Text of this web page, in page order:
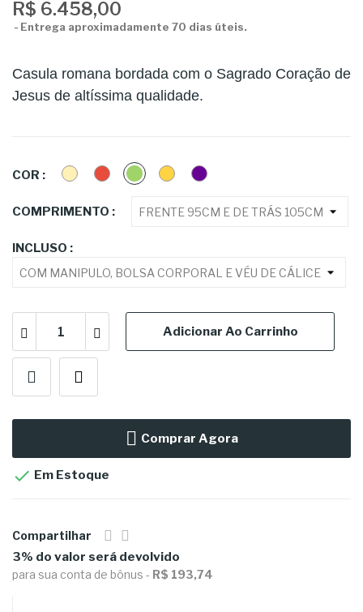
R$ 6.458,00
Entrega aproximadamente 70 dias úteis.
Casula romana bordada com o Sagrado Coração de
Jesus de altíssima qualidade.
COR : CREMEVERMELHO
VERDEDOURADO
ROXA
COMPRIMENTO :
INCLUSO :
Adicionar Ao Carrinho
Comprar Agora
 Em Estoque
Compartilhar
3% do valor será devolvido
para sua conta de bônus - R$ 193,74